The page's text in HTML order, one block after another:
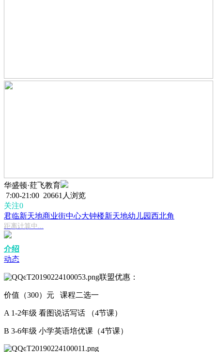
华盛顿·荭飞教育
7:00-21:00 20661人浏览
关注0
君临新天地商业街中心大钟楼新天地幼儿园西北角
距离计算中...
介绍
动态
联盟优惠：
价值（300）元 课程二选一
A 1-2年级 看图说话写话 （4节课）
B 3-6年级 小学英语培优课（4节课）